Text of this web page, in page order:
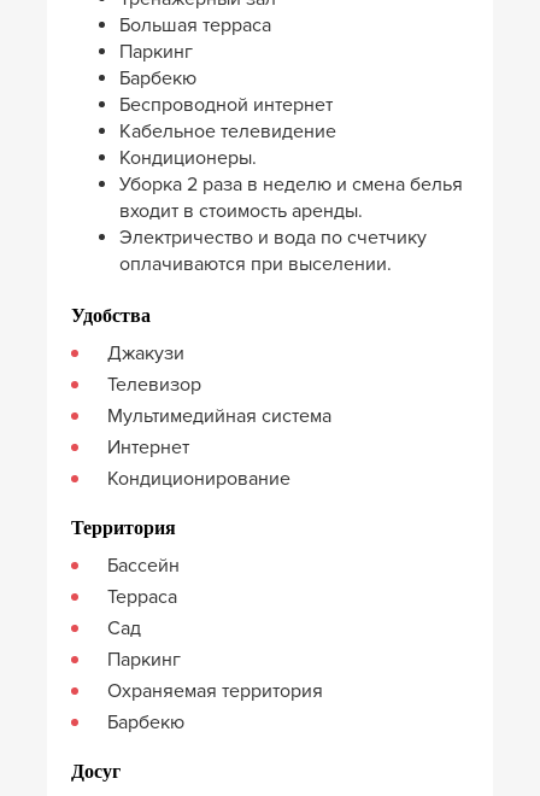
Большая терраса
Паркинг
Барбекю
Беспроводной интернет
Кабельное телевидение
Кондиционеры.
Уборка 2 раза в неделю и смена белья
входит в стоимость аренды.
Электричество и вода по счетчику
оплачиваются при выселении.
Удобства
Джакузи
Телевизор
Мультимедийная система
Интернет
Кондиционирование
Территория
Бассейн
Терраса
Сад
Паркинг
Охраняемая территория
Барбекю
Досуг